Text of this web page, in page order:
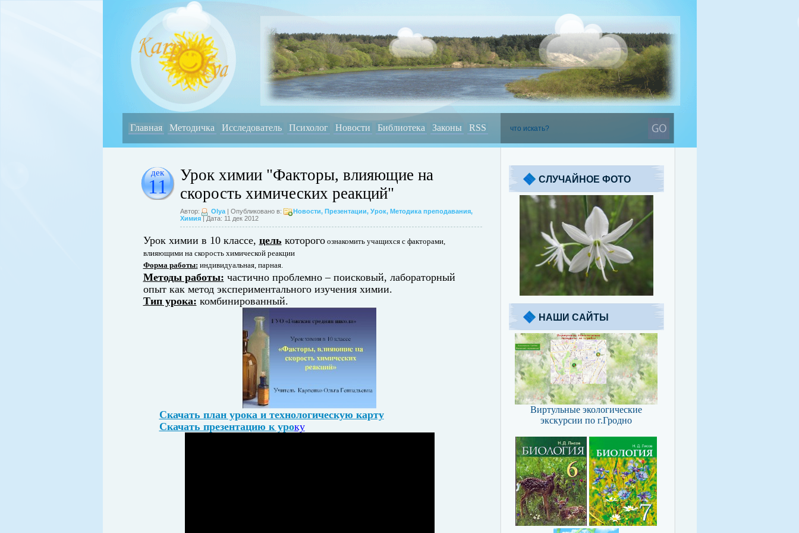
Главная Методичка Исследователь Психолог Новости Библиотека Законы RSS
дек
11
Урок химии "Факторы, влияющие на
скорость химических реакций"
Автор: Olya| Опубликовано в: Новости, Презентации, Урок, Методика преподавания,
Химия| Дата: 11 дек 2012
Урок химии в 10 классе, цель которогоознакомить учащихся с факторами,
влияющими на скорость химической реакции
Форма работы: индивидуальная, парная.
Методы работы: частично проблемно – поисковый, лабораторный
опыт как метод экспериментального изучения химии.
Тип урока: комбинированный.
Скачать план урока и технологическую карту
Скачать презентацию к уроку
СЛУЧАЙНОЕ ФОТО
НАШИ САЙТЫ
Виртульные экологические
экскурсии по г.Гродно